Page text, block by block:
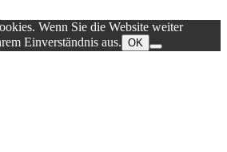
Wenn Sie die Website weiter
Einverständnis aus. OK